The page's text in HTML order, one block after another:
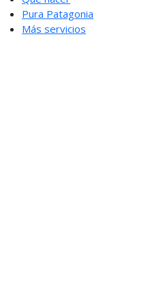
Pura Patagonia
Más servicios